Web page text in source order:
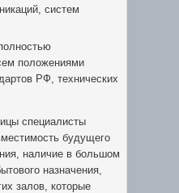
систем
положениями
РФ, технических
специалисты
будущего
наличие в большом
назначения,
залов, которые